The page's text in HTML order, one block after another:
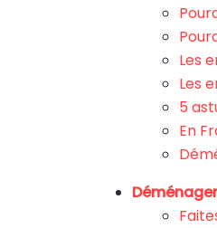
Les
Les
5
En